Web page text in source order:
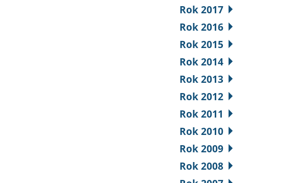
Rok 2017
Rok 2016
Rok 2015
Rok 2014
Rok 2013
Rok 2012
Rok 2011
Rok 2010
Rok 2009
Rok 2008